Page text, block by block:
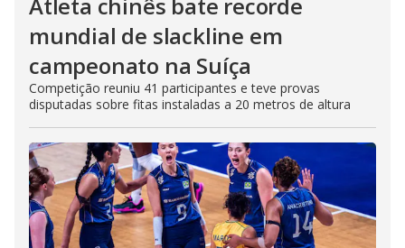
mundial de slackline em
campeonato na Suíça
Competição reuniu 41 participantes e teve provas
disputadas sobre fitas instaladas a 20 metros de altura